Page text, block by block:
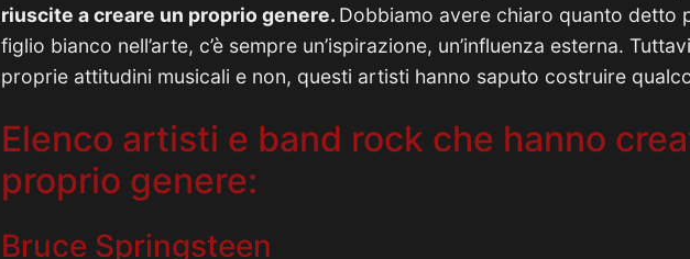
riuscite a creare un proprio genere. Dobbiamo avere chiaro quanto detto
figlio bianco nell’arte, c’è sempre un’ispirazione, un’influenza esterna.
proprie attitudini musicali e non, questi artisti hanno saputo costruire
Elenco artisti e band rock che hanno
proprio genere:
Bruce Springsteen